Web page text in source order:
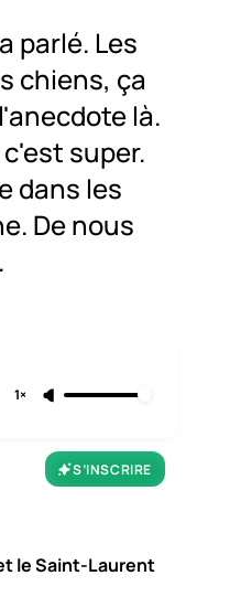
parlé. Les
chiens, ça
là.
super.
dans les
De nous
1×
S’INSCRIRE
le Saint-Laurent